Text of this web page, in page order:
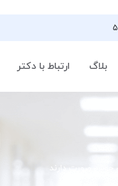
بلاگ ارتباط با دکتر
جوش صورت دارند